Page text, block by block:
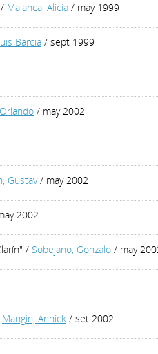
/ Malanca, Alicia / may 1999
Barcia / sept 1999
/ may 2002
Gustav/ may 2002
2002
/ Sobejano, Gonzalo / may
Mangin, Annick / set 2002